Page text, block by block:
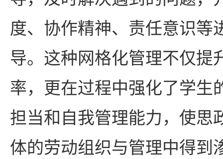
度、协作精神、责任意识等
导。这种网格化管理不仅提
率，更在过程中强化了学生
担当和自我管理能力，使思
体的劳动组织与管理中得到